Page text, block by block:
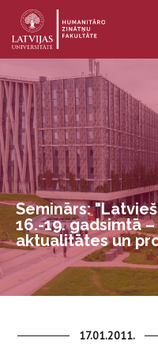
Seminārs:
16.-19. gadsimtā
aktualitātes un
17.01.2011.